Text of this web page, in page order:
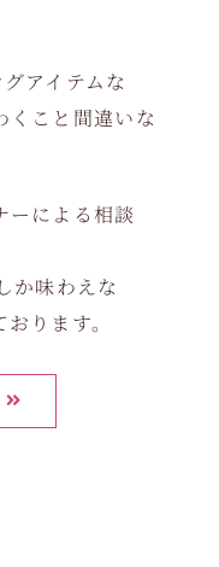
アイテムな
くこと間違いな
ーによる相談
か味わえな
ります。